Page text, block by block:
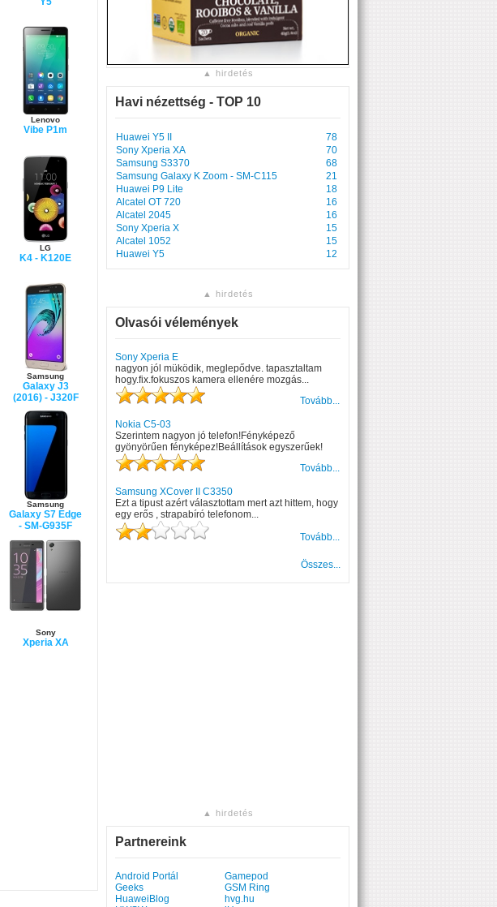
Lenovo
Vibe P1m
LG
K4 - K120E
Samsung
Galaxy J3
(2016) - J320F
Samsung
Galaxy S7 Edge
- SM-G935F
Sony
Xperia XA
▲ hirdetés
Havi nézettség - TOP 10
Huawei Y5 II
78
Sony Xperia XA
70
Samsung S3370
68
Samsung Galaxy K Zoom - SM-C115
21
Huawei P9 Lite
18
Alcatel OT 720
16
Alcatel 2045
16
Sony Xperia X
15
Alcatel 1052
15
Huawei Y5
12
▲ hirdetés
Olvasói vélemények
Sony Xperia E
nagyon jól müködik, meglepődve. tapasztaltam
hogy.fix.fokuszos kamera ellenére mozgás...
Tovább...
Nokia C5-03
Szerintem nagyon jó telefon!Fényképező
gyönyörűen fényképez!Beállítások egyszerűek!
Tovább...
Samsung XCover II C3350
Ezt a tipust azért választottam mert azt hittem, hogy
egy erős , strapabíró telefonom...
Tovább...
Összes...
▲ hirdetés
Partnereink
Android Portál
Gamepod
Geeks
GSM Ring
HuaweiBlog
hvg.hu